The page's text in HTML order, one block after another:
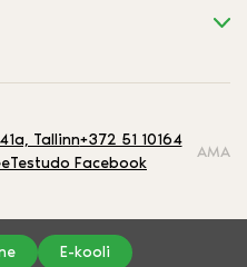
E-kooli
Tallinn+372 51 10164
Testudo Facebook
AMA